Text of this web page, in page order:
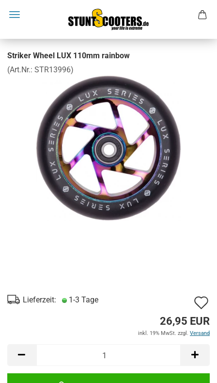
Striker Wheel LUX 110mm rainbow
(Art.Nr.: STR13996)
Lieferzeit: 1-3 Tage
26,95 EUR
inkl. 19% MwSt. zzgl. Versand